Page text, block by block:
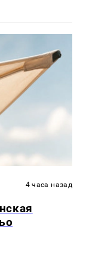
4 часа назад